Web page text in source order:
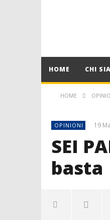
HOME CHI
HOME
OPINIONI 19
SEI
basta